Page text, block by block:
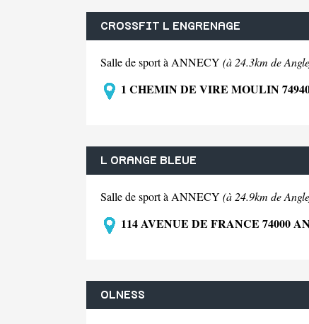
CROSSFIT L ENGRENAGE
Salle de sport à ANNECY (à 24.3km de
1 CHEMIN DE VIRE MOULIN
L ORANGE BLEUE
Salle de sport à ANNECY (à 24.9km de
114 AVENUE DE FRANCE 74000
OLNESS